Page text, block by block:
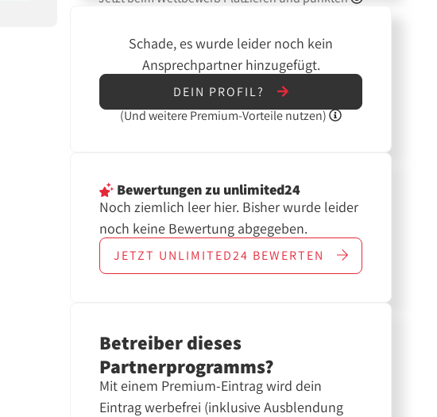
Schade, es wurde leider noch kein
Ansprechpartner hinzugefügt.
DEIN PROFIL?
(UndweiterePremium-Vorteile nutzen)
Bewertungenzu unlimited24
Noch ziemlich leer hier. Bisher wurde leider
noch keine Bewertung abgegeben.
JETZT UNLIMITED24 BEWERTEN
Betreiber dieses
Partnerprogramms?
Mit einem Premium-Eintrag wird dein
Eintrag werbefrei (inklusive Ausblendung